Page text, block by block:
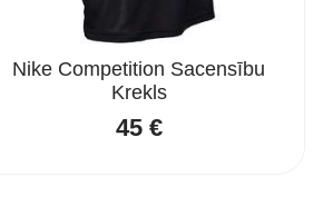
Nike Competition Sacensību
Krekls
45 €